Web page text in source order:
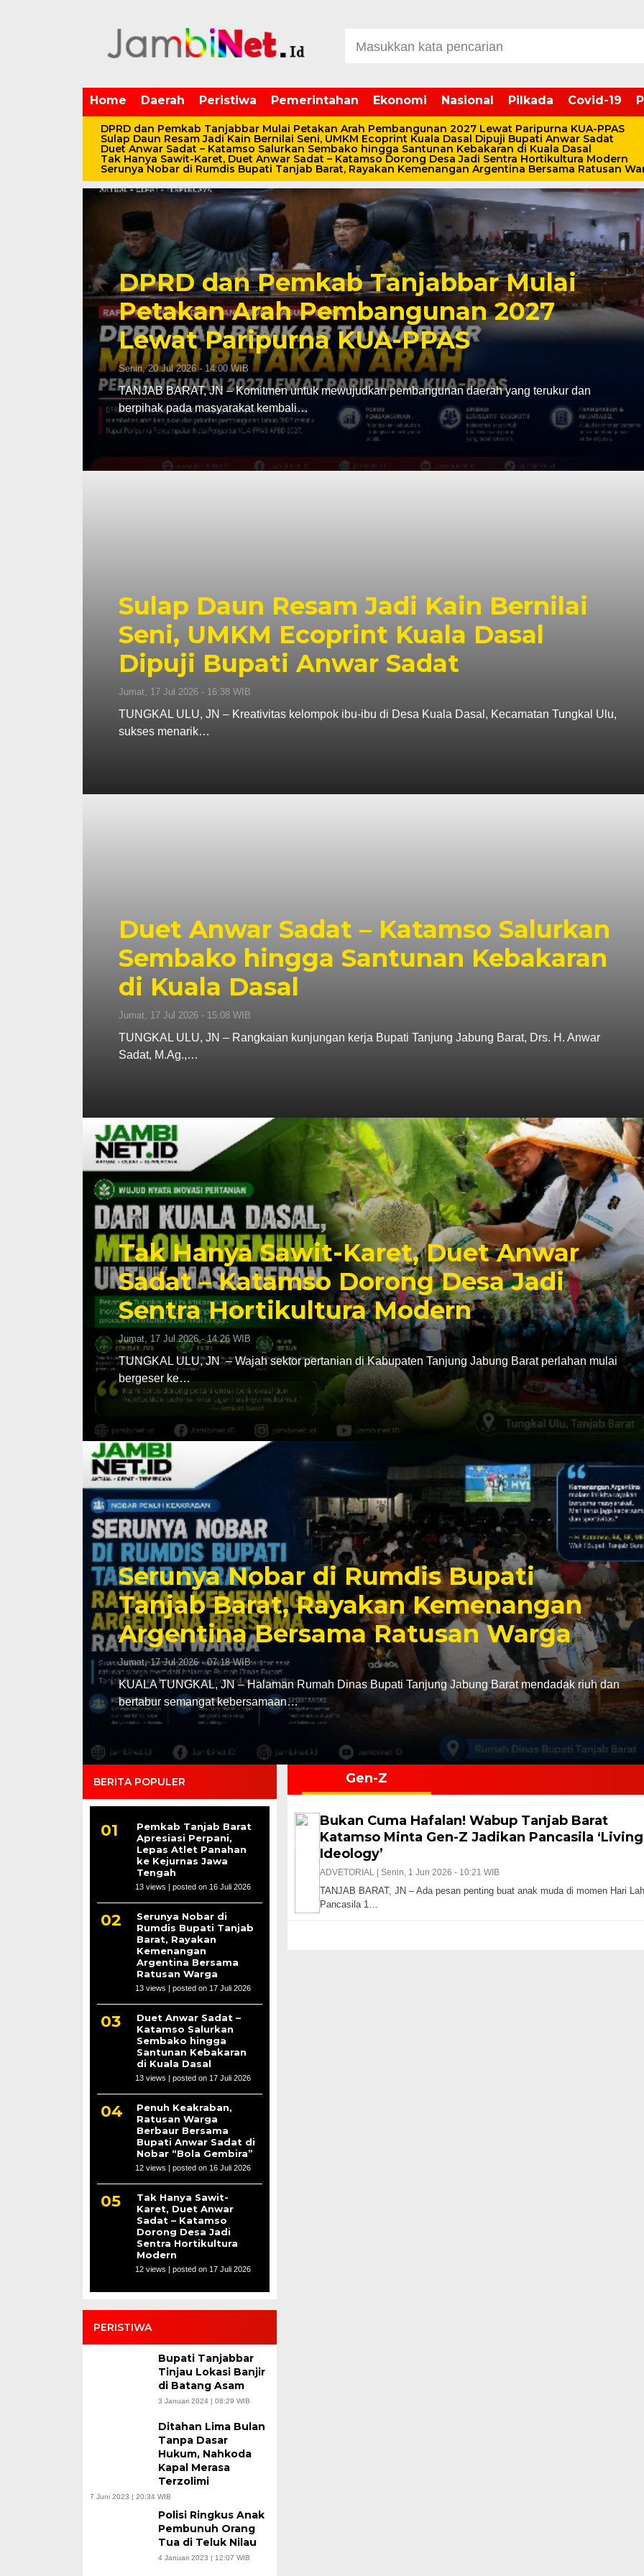
Home Daerah Peristiwa Pemerintahan Ekonomi Nasional Pilkada Covid-19
DPRD dan Pemkab Tanjabbar Mulai Petakan Arah Pembangunan 2027 Lewat Paripurna KUA-PPAS
Sulap Daun Resam Jadi Kain Bernilai Seni, UMKM Ecoprint Kuala Dasal Dipuji Bupati Anwar Sadat
Duet Anwar Sadat – Katamso Salurkan Sembako hingga Santunan Kebakaran di Kuala Dasal
Tak Hanya Sawit-Karet, Duet Anwar Sadat – Katamso Dorong Desa Jadi Sentra Hortikultura Modern
Serunya Nobar di Rumdis Bupati Tanjab Barat, Rayakan Kemenangan Argentina Bersama Ratusan
DPRD dan Pemkab Tanjabbar Mulai
Petakan Arah Pembangunan 2027
Lewat Paripurna KUA-PPAS
Senin, 20 Jul 2026 - 14:00 WIB
TANJAB BARAT, JN – Komitmen untuk mewujudkan pembangunan daerah yang terukur dan
berpihak pada masyarakat kembali…
Sulap Daun Resam Jadi Kain Bernilai
Seni, UMKM Ecoprint Kuala Dasal
Dipuji Bupati Anwar Sadat
Jumat, 17 Jul 2026 - 16:38 WIB
TUNGKAL ULU, JN – Kreativitas kelompok ibu-ibu di Desa Kuala Dasal, Kecamatan Tungkal Ulu,
sukses menarik…
Duet Anwar Sadat – Katamso Salurkan
Sembako hingga Santunan Kebakaran
di Kuala Dasal
Jumat, 17 Jul 2026 - 15:08 WIB
TUNGKAL ULU, JN – Rangkaian kunjungan kerja Bupati Tanjung Jabung Barat, Drs. H. Anwar
Sadat, M.Ag.,…
Tak Hanya Sawit-Karet, Duet Anwar
Sadat – Katamso Dorong Desa Jadi
Sentra Hortikultura Modern
Jumat, 17 Jul 2026 - 14:26 WIB
TUNGKAL ULU, JN – Wajah sektor pertanian di Kabupaten Tanjung Jabung Barat perlahan mulai
bergeser ke…
Serunya Nobar di Rumdis Bupati
Tanjab Barat, Rayakan Kemenangan
Argentina Bersama Ratusan Warga
Jumat, 17 Jul 2026 - 07:18 WIB
KUALA TUNGKAL, JN – Halaman Rumah Dinas Bupati Tanjung Jabung Barat mendadak riuh dan
bertabur semangat kebersamaan…
BERITA POPULER
Pemkab Tanjab Barat
Apresiasi Perpani,
Lepas Atlet Panahan
ke Kejurnas Jawa
Tengah
13 views | posted on 16 Juli 2026
Serunya Nobar di
Rumdis Bupati Tanjab
Barat, Rayakan
Kemenangan
Argentina Bersama
Ratusan Warga
13 views | posted on 17 Juli 2026
Duet Anwar Sadat –
Katamso Salurkan
Sembako hingga
Santunan Kebakaran
di Kuala Dasal
13 views | posted on 17 Juli 2026
Penuh Keakraban,
Ratusan Warga
Berbaur Bersama
Bupati Anwar Sadat di
Nobar “Bola Gembira”
12 views | posted on 16 Juli 2026
Tak Hanya Sawit-
Karet, Duet Anwar
Sadat – Katamso
Dorong Desa Jadi
Sentra Hortikultura
Modern
12 views | posted on 17 Juli 2026
PERISTIWA
Bupati Tanjabbar
Tinjau Lokasi Banjir
di Batang Asam
3 Januari 2024 | 08:29 WIB
Ditahan Lima Bulan
Tanpa Dasar
Hukum, Nahkoda
Kapal Merasa
Terzolimi
7 Juni 2023 | 20:34 WIB
Polisi Ringkus Anak
Pembunuh Orang
Tua di Teluk Nilau
4 Januari 2023 | 12:07 WIB
Gen-Z
Bukan Cuma Hafalan! Wabup Tanjab Barat
Katamso Minta Gen-Z Jadikan Pancasila ‘Living
Ideology’
ADVETORIAL | Senin, 1 Jun 2026 - 10:21 WIB
TANJAB BARAT, JN – Ada pesan penting buat anak muda di momen Hari
Pancasila 1…